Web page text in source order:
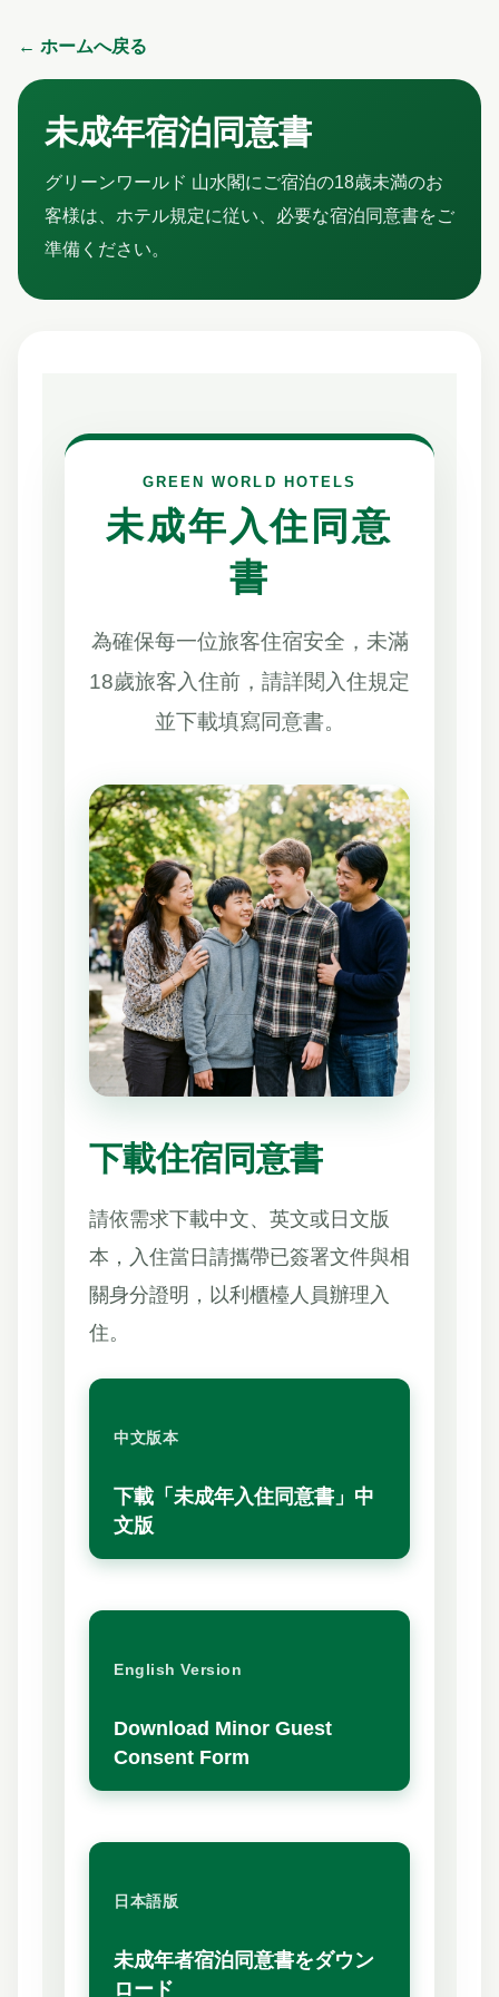
← ホームへ戻る
未成年宿泊同意書
グリーンワールド 山水閣にご宿泊の18歳未満のお
客様は、ホテル規定に従い、必要な宿泊同意書をご
準備ください。
GREEN WORLD HOTELS
未成年入住同意
書
為確保每一位旅客住宿安全，未滿
18歲旅客入住前，請詳閱入住規定
並下載填寫同意書。
下載住宿同意書
請依需求下載中文、英文或日文版
本，入住當日請攜帶已簽署文件與相
關身分證明，以利櫃檯人員辦理入
住。
中文版本
下載「未成年入住同意書」中
文版
English Version
Download Minor Guest
Consent Form
日本語版
未成年者宿泊同意書をダウン
ロード